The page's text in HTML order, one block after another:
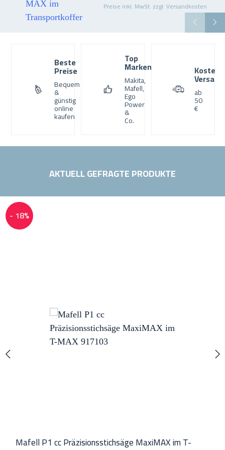
Preise inkl. MwSt. zzgl. Versandkosten
Beste
Preise
Bequem
&
günstig
online
kaufen
Top
Marken
Makita,
Mafell,
Ego
Power
&
Co.
Versand
ab
50
€
AKTUELL GEFRAGTE PRODUKTE
Produktgalerie überspringen
- 18%
Mafell P1 cc Präzisionsstichsäge MaxiMAX im T-